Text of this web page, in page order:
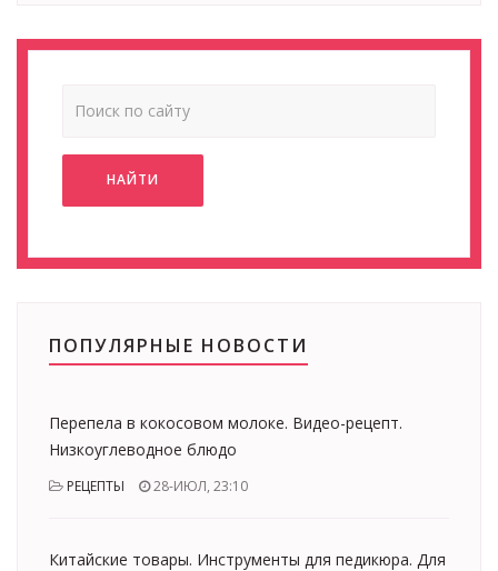
НАЙТИ
ПОПУЛЯРНЫЕ НОВОСТИ
Перепела в кокосовом молоке. Видео-рецепт.
Низкоуглеводное блюдо
РЕЦЕПТЫ 28-ИЮЛ, 23:10
Китайские товары. Инструменты для педикюра. Для